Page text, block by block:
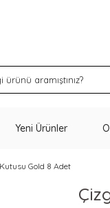
Yeni Ürünler
Gold 8 Adet